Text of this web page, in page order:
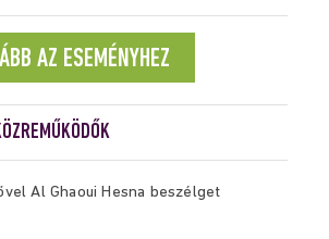
AZ ESEMÉNYHEZ
Al Ghaoui Hesna beszélget